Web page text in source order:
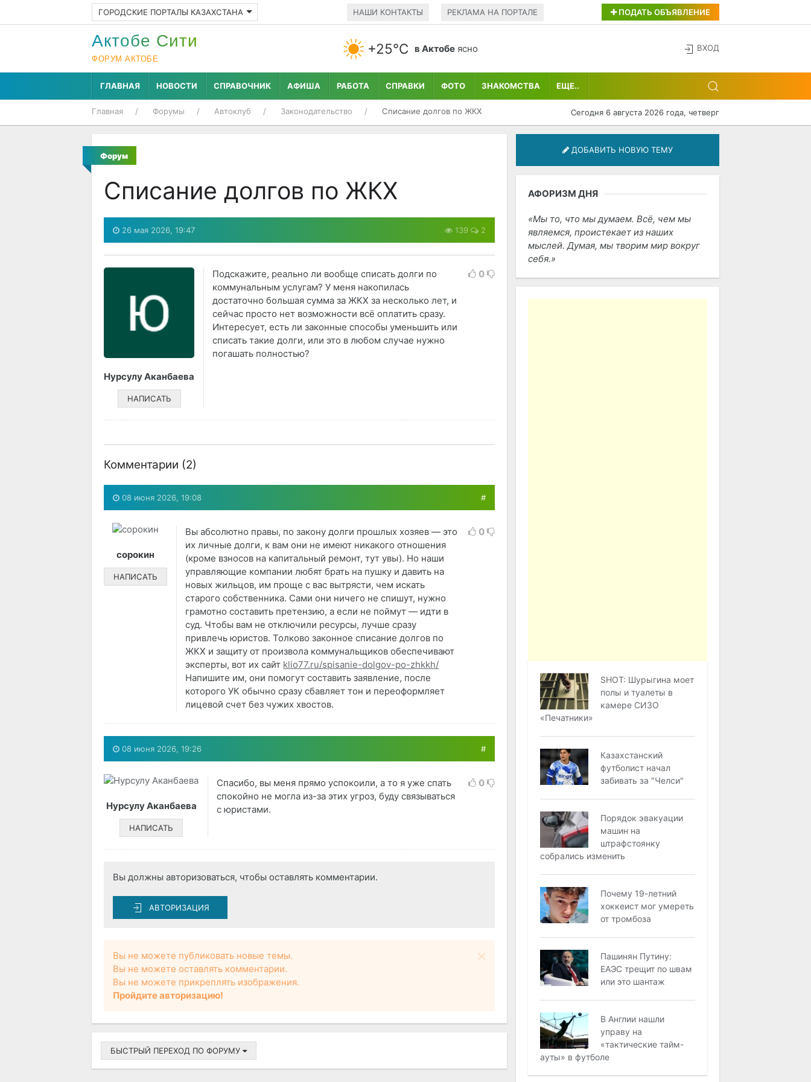
ГОРОДСКИЕ ПОРТАЛЫ КАЗАХСТАНА НАШИ КОНТАКТЫ РЕКЛАМА НА ПОРТАЛЕ ПОДАТЬ ОБЪЯВЛЕНИЕ
Актобе Cити
ФОРУМ АКТОБЕ
+25°С в Актобе ясно ВХОД
ГЛАВНАЯ НОВОСТИ СПРАВОЧНИК АФИША РАБОТА СПРАВКИ ФОТО ЗНАКОМСТВА ЕЩЕ..
Главная Форумы Автоклуб Законодательство Списание долгов по ЖКХ Сегодня 6 августа 2026 года, четверг
Форум
Списание долгов по ЖКХ
26 мая 2026, 19:47 139 2
Нурсулу Аканбаева
НАПИСАТЬ
Подскажите, реально ли вообще списать долги по
коммунальным услугам? У меня накопилась
достаточно большая сумма за ЖКХ за несколько лет, и
сейчас просто нет возможности всё оплатить сразу.
Интересует, есть ли законные способы уменьшить или
списать такие долги, или это в любом случае нужно
погашать полностью?
0
Комментарии (2)
08 июня 2026, 19:08 #
сорокин
НАПИСАТЬ
Вы абсолютно правы, по закону долги прошлых хозяев — это
их личные долги, к вам они не имеют никакого отношения
(кроме взносов на капитальный ремонт, тут увы). Но наши
управляющие компании любят брать на пушку и давить на
новых жильцов, им проще с вас вытрясти, чем искать
старого собственника. Сами они ничего не спишут, нужно
грамотно составить претензию, а если не поймут — идти в
суд. Чтобы вам не отключили ресурсы, лучше сразу
привлечь юристов. Толково законное списание долгов по
ЖКХ и защиту от произвола коммунальщиков обеспечивают
эксперты, вот их сайт klio77.ru/spisanie-dolgov-po-zhkkh/
Напишите им, они помогут составить заявление, после
которого УК обычно сразу сбавляет тон и переоформляет
лицевой счет без чужих хвостов.
0
08 июня 2026, 19:26 #
Нурсулу Аканбаева
НАПИСАТЬ
Спасибо, вы меня прямо успокоили, а то я уже спать
спокойно не могла из-за этих угроз, буду связываться
с юристами.
0
Вы должны авторизоваться, чтобы оставлять комментарии.
АВТОРИЗАЦИЯ
Вы не можете публиковать новые темы.
Вы не можете оставлять комментарии.
Вы не можете прикреплять изображения.
Пройдите авторизацию!
БЫСТРЫЙ ПЕРЕХОД ПО ФОРУМУ
ДОБАВИТЬ НОВУЮ ТЕМУ
АФОРИЗМ ДНЯ
Мы то, что мы думаем. Всё, чем мы
являемся, проистекает из наших
мыслей. Думая, мы творим мир вокруг
себя.
SHOT: Шурыгина моет
полы и туалеты в
камере СИЗО
«Печатники»
Казахстанский
футболист начал
забивать за "Челси"
Порядок эвакуации
машин на
штрафстоянку
собрались изменить
Почему 19-летний
хоккеист мог умереть
от тромбоза
Пашинян Путину:
ЕАЭС трещит по швам
или это шантаж
В Англии нашли
управу на
«тактические тайм-
ауты» в футболе